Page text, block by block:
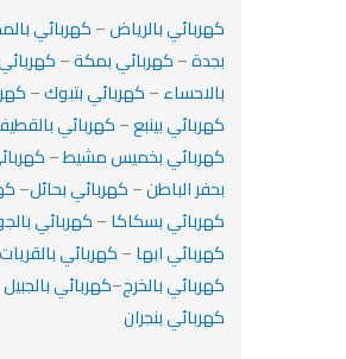
كهربائي بالرياض–كهربائي بالمدينة
–كهربائي بمكة–كهربائي
بالاحساء–كهربائي بتبوك–كهربائي
كهربائي بينبع–كهربائي بالقطيف–
كهربائي بخميس مشيط–كهربائي
بحفر الباطن–كهربائي بحائل–
كهربائي بسكاكا–كهربائي بالجوف–
كهربائي ابها–كهربائي بالقريات–
كهربائي بالخرج–كهربائي بالجبيل–
كهربائي بنجران